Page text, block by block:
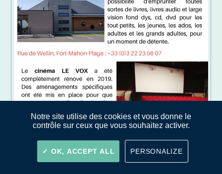
Notre site utilise des cookies et vous donne le
contrôle sur ceux que vous souhaitez activer.
OK, ACCEPT ALL PERSONALIZE